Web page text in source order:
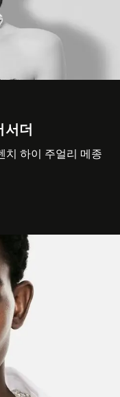
서더
치 하이 주얼리 메종